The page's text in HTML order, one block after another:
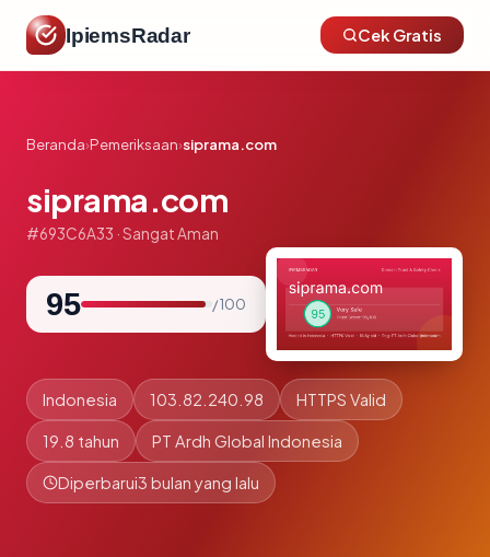
IpiemsRadar Cek Gratis
Beranda›Pemeriksaan›siprama.com
siprama.com
#693C6A33 · Sangat Aman
95 / 100
Indonesia 103.82.240.98 HTTPS Valid
19.8 tahun PT Ardh Global Indonesia
Diperbarui3 bulan yang lalu